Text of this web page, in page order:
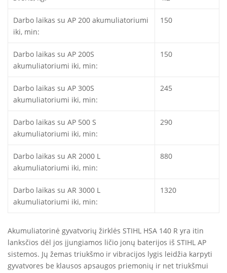
Darbo laikas su AP 200 akumuliatoriumi
iki, min:
150
Darbo laikas su AP 200S
akumuliatoriumi iki, min:
150
Darbo laikas su AP 300S
akumuliatoriumi iki, min:
245
Darbo laikas su AP 500 S
akumuliatoriumi iki, min:
290
Darbo laikas su AR 2000 L
akumuliatoriumi iki, min:
880
Darbo laikas su AR 3000 L
akumuliatoriumi iki, min:
1320
Akumuliatorinė gyvatvorių žirklės STIHL HSA 140 R yra itin
lanksčios dėl jos įjungiamos ličio jonų baterijos iš STIHL AP
sistemos. Jų žemas triukšmo ir vibracijos lygis leidžia karpyti
gyvatvores be klausos apsaugos priemonių ir net triukšmui